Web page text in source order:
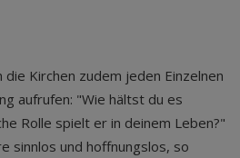
Kirchen zudem jeden Einzelnen
aufrufen: "Wie hältst du es
Rolle spielt er in deinem Leben?"
sinnlos und hoffnungslos, so